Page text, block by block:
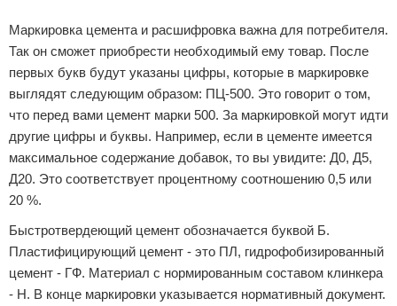
Маркировка цемента и расшифровка важна для потребителя.
Так он сможет приобрести необходимый ему товар. После
первых букв будут указаны цифры, которые в маркировке
выглядят следующим образом: ПЦ-500. Это говорит о том,
что перед вами цемент марки 500. За маркировкой могут идти
другие цифры и буквы. Например, если в цементе имеется
максимальное содержание добавок, то вы увидите: Д0, Д5,
Д20. Это соответствует процентному соотношению 0,5 или
20 %.
Быстротвердеющий цемент обозначается буквой Б.
Пластифицирующий цемент - это ПЛ, гидрофобизированный
цемент - ГФ. Материал с нормированным составом клинкера
- Н. В конце маркировки указывается нормативный документ.